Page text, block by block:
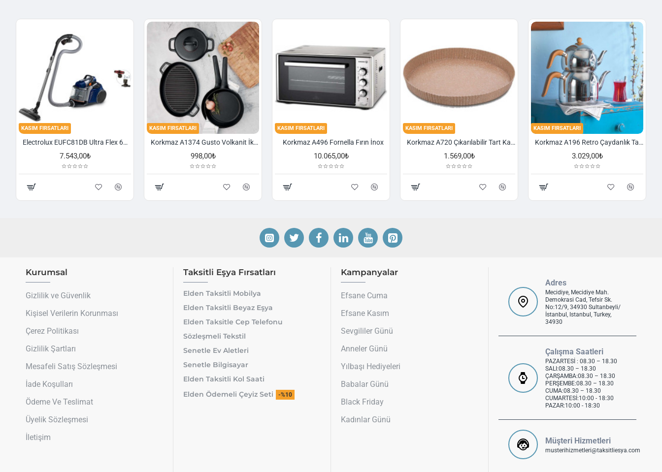
KASIM FIRSATLARI
Electrolux EUFC81DB Ultra Flex 650 W Toz Torbasız Süpürge
7.543,00₺
KASIM FIRSATLARI
Korkmaz A1374 Gusto Volkanit İki Kulplu Oval Tava
998,00₺
KASIM FIRSATLARI
Korkmaz A496 Fornella Fırın İnox
10.065,00₺
KASIM FIRSATLARI
Korkmaz A720 Çıkarılabilir Tart Kalıbı Granit 29,5 cm
1.569,00₺
KASIM FIRSATLARI
Korkmaz A196 Retro Çaydanlık Takımı
3.029,00₺
Kurumsal
Gizlilik ve Güvenlik
Kişisel Verilerin Korunması
Çerez Politikası
Gizlilik Şartları
Mesafeli Satış Sözleşmesi
İade Koşulları
Ödeme Ve Teslimat
Üyelik Sözleşmesi
İletişim
Taksitli Eşya Fırsatları
Elden Taksitli Mobilya
Elden Taksitli Beyaz Eşya
Elden Taksitle Cep Telefonu
Sözleşmeli Tekstil
Senetle Ev Aletleri
Senetle Bilgisayar
Elden Taksitli Kol Saati
Elden Ödemeli Çeyiz Seti
-%10
Kampanyalar
Efsane Cuma
Efsane Kasım
Sevgililer Günü
Anneler Günü
Yılbaşı Hediyeleri
Babalar Günü
Black Friday
Kadınlar Günü
Adres
Mecidiye, Mecidiye Mah.
Demokrasi Cad, Tefsir Sk.
No:12/9, 34930 Sultanbeyli/
İstanbul, Istanbul, Turkey,
34930
Çalışma Saatleri
PAZARTESİ : 08.30 – 18.30
SALI:08.30 – 18.30
ÇARŞAMBA:08.30 – 18.30
PERŞEMBE:08.30 – 18.30
CUMA:08.30 – 18.30
CUMARTESİ:10:00 - 18:30
PAZAR:10:00 - 18:30
Müşteri Hizmetleri
musterihizmetleri@taksitliesya.com